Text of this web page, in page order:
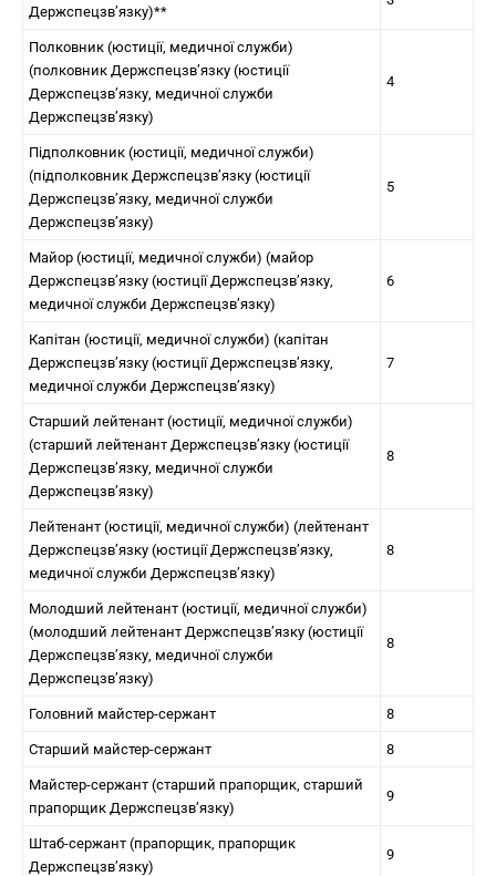
Держспецзв’язку)**
Полковник (юстиції, медичної служби)
(полковник Держспецзв’язку (юстиції
Держспецзв’язку, медичної служби
Держспецзв’язку)
4
Підполковник (юстиції, медичної служби)
(підполковник Держспецзв’язку (юстиції
Держспецзв’язку, медичної служби
Держспецзв’язку)
5
Майор (юстиції, медичної служби) (майор
Держспецзв’язку (юстиції Держспецзв’язку,
медичної служби Держспецзв’язку)
6
Капітан (юстиції, медичної служби) (капітан
Держспецзв’язку (юстиції Держспецзв’язку,
медичної служби Держспецзв’язку)
7
Старший лейтенант (юстиції, медичної служби)
(старший лейтенант Держспецзв’язку (юстиції
Держспецзв’язку, медичної служби
Держспецзв’язку)
8
Лейтенант (юстиції, медичної служби) (лейтенант
Держспецзв’язку (юстиції Держспецзв’язку,
медичної служби Держспецзв’язку)
8
Молодший лейтенант (юстиції, медичної служби)
(молодший лейтенант Держспецзв’язку (юстиції
Держспецзв’язку, медичної служби
Держспецзв’язку)
8
Головний майстер-сержант 8
Старший майстер-сержант 8
Майстер-сержант (старший прапорщик, старший
прапорщик Держспецзв’язку)
9
Штаб-сержант (прапорщик, прапорщик
Держспецзв’язку)
9